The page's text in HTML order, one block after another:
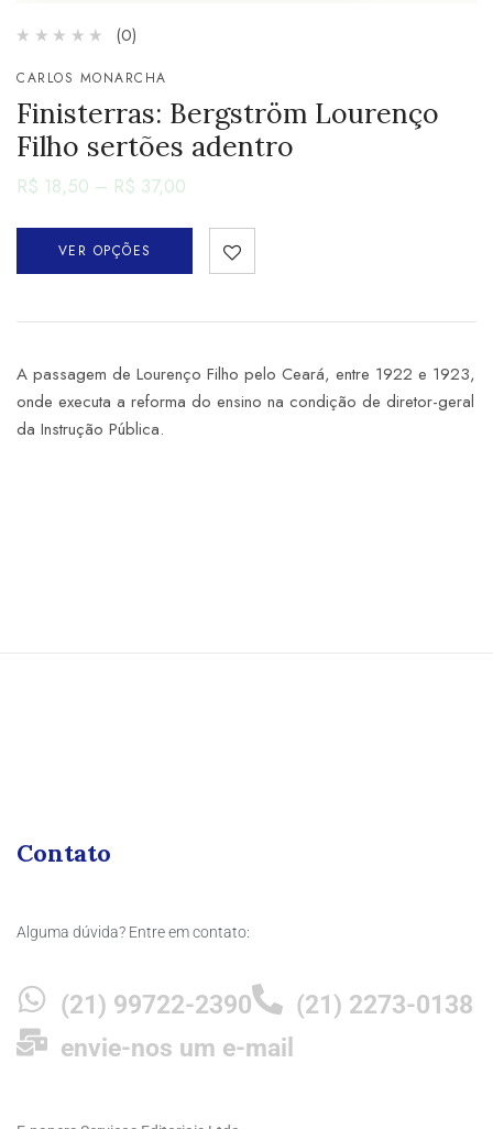
(0)
CARLOS MONARCHA
Finisterras: Bergström Lourenço
Filho sertões adentro
R$ 18,50 – R$ 37,00
VER OPÇÕES
A passagem de Lourenço Filho pelo Ceará, entre 1922 e 1923,
onde executa a reforma do ensino na condição de diretor-geral
da Instrução Pública.
Contato
Alguma dúvida? Entre em contato:
(21) 99722-2390
(21) 2273-0138
envie-nos um e-mail